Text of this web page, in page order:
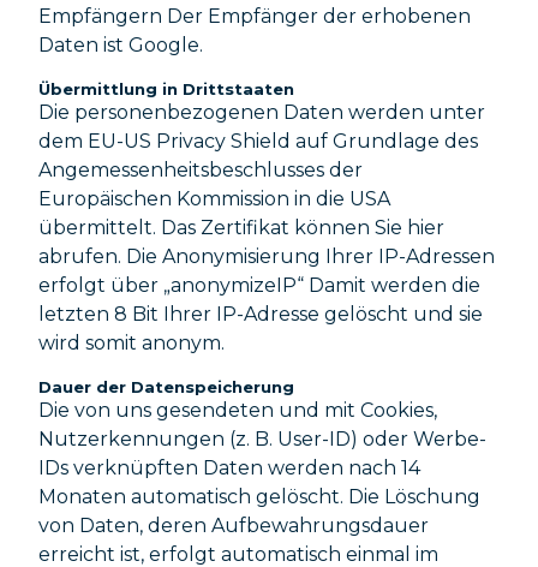
Empfängern Der Empfänger der erhobenen
Daten ist Google.
Übermittlung in Drittstaaten
Die personenbezogenen Daten werden unter
dem EU-US Privacy Shield auf Grundlage des
Angemessenheitsbeschlusses der
Europäischen Kommission in die USA
übermittelt. Das Zertifikat können Sie hier
abrufen. Die Anonymisierung Ihrer IP-Adressen
erfolgt über „anonymizeIP“ Damit werden die
letzten 8 Bit Ihrer IP-Adresse gelöscht und sie
wird somit anonym.
Dauer der Datenspeicherung
Die von uns gesendeten und mit Cookies,
Nutzerkennungen (z. B. User-ID) oder Werbe-
IDs verknüpften Daten werden nach 14
Monaten automatisch gelöscht. Die Löschung
von Daten, deren Aufbewahrungsdauer
erreicht ist, erfolgt automatisch einmal im